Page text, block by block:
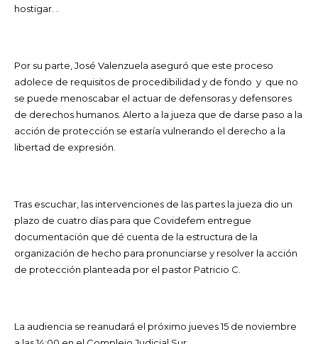
hostigar. .
Por su parte, José Valenzuela aseguró que este proceso
adolece de requisitos de procedibilidad y de fondo y que no
se puede menoscabar el actuar de defensoras y defensores
de derechos humanos. Alerto a la jueza que de darse paso a la
acción de protección se estaría vulnerando el derecho a la
libertad de expresión.
Tras escuchar, las intervenciones de las partes la jueza dio un
plazo de cuatro días para que Covidefem entregue
documentación que dé cuenta de la estructura de la
organización de hecho para pronunciarse y resolver la acción
de protección planteada por el pastor Patricio C.
La audiencia se reanudará el próximo jueves 15 de noviembre